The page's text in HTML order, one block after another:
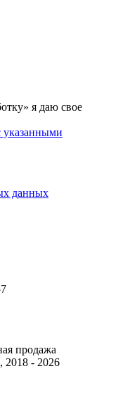
я даю свое
указанными
данных
продажа
2018 - 2026